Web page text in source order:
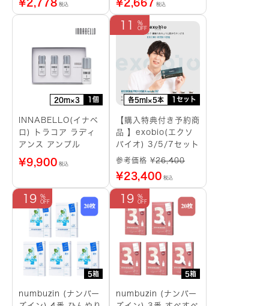
¥2,778 税込 ¥2,667 税込
20m×3 1個
INNABELLO(イナベ
ロ) トラコア ラディ
アンス アンプル
¥9,900 税込
各5ml×5本 1セット
11
【購入特典付き予約商
品 】exobio(エクソ
バイオ) 3/5/7セット
参考価格 ¥26,400
¥23,400 税込
5箱
19
numbuzin (ナンバー
5箱
19
numbuzin (ナンバー